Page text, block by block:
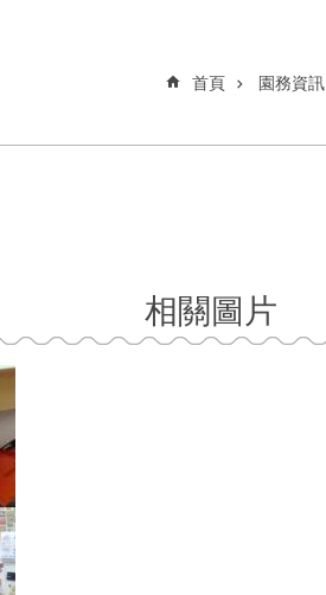
首頁 園務資訊
相關圖片